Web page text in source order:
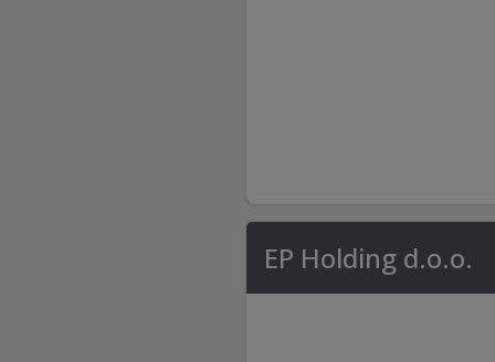
EP Holding d.o.o.